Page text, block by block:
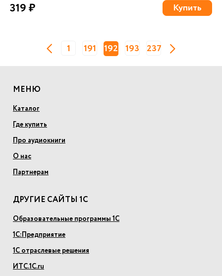
319 ₽ Купить
1 191 192 193 237
МЕНЮ
Каталог
Где купить
Про аудиокниги
О нас
Партнерам
ДРУГИЕ САЙТЫ 1С
Образовательные программы 1С
1С:Предприятие
1С отраслевые решения
ИТС.1С.ru